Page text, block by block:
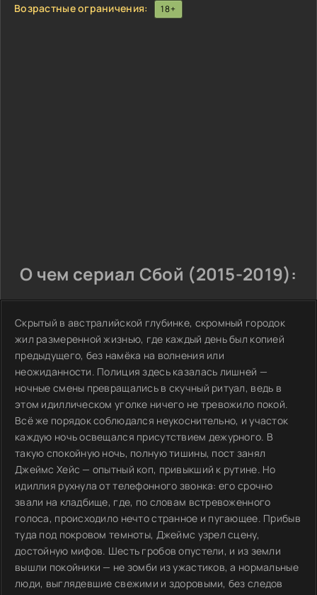
Возрастные ограничения: 18+
О чем сериал Сбой (2015-2019):
Скрытый в австралийской глубинке, скромный городок
жил размеренной жизнью, где каждый день был копией
предыдущего, без намёка на волнения или
неожиданности. Полиция здесь казалась лишней —
ночные смены превращались в скучный ритуал, ведь в
этом идиллическом уголке ничего не тревожило покой.
Всё же порядок соблюдался неукоснительно, и участок
каждую ночь освещался присутствием дежурного. В
такую спокойную ночь, полную тишины, пост занял
Джеймс Хейс — опытный коп, привыкший к рутине. Но
идиллия рухнула от телефонного звонка: его срочно
звали на кладбище, где, по словам встревоженного
голоса, происходило нечто странное и пугающее. Прибыв
туда под покровом темноты, Джеймс узрел сцену,
достойную мифов. Шесть гробов опустели, и из земли
вышли покойники — не зомби из ужастиков, а нормальные
люди, выглядевшие свежими и здоровыми, без следов